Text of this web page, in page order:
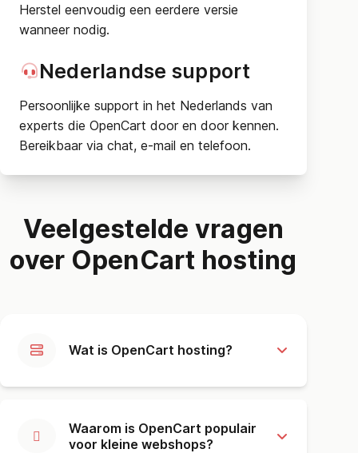
Herstel eenvoudig een eerdere versie
wanneer nodig.
Nederlandse support
Persoonlijke support in het Nederlands van
experts die OpenCart door en door kennen.
Bereikbaar via chat, e-mail en telefoon.
Veelgestelde vragen
over OpenCart hosting
Wat is OpenCart hosting?
Waarom is OpenCart populair
voor kleine webshops?